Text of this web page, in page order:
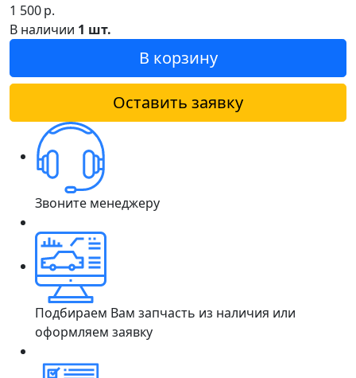
1 500р.
В наличии 1 шт.
В корзину
Оставить заявку
Звоните менеджеру
Подбираем Вам запчасть из наличия или
оформляем заявку